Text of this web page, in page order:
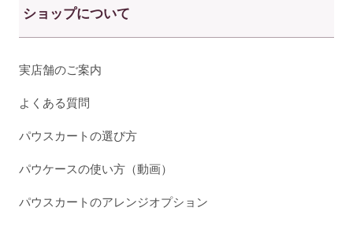
ショップについて
実店舗のご案内
よくある質問
パウスカートの選び方
パウケースの使い方（動画）
パウスカートのアレンジオプション